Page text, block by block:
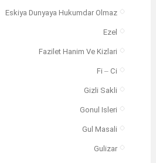
Eskiya Dunyaya Hukumdar Olmaz
Ezel
Fazilet Hanim Ve Kizlari
Fi – Ci
Gizli Sakli
Gonul Isleri
Gul Masali
Gulizar